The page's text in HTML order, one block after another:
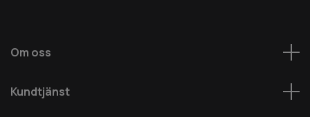
Om oss
Kundtjänst